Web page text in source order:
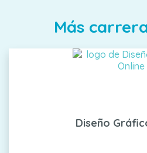
Más
Diseño